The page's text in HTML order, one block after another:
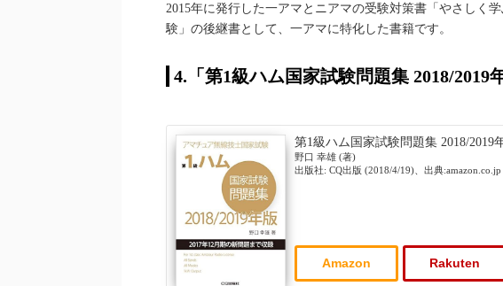
2015年に発行した一アマとニアマの受験対策書「やさしく
験」の後継書として、一アマに特化した書籍です。
4.「第1級ハム国家試験問題集 2018/2019
第1級ハム国家試験問題集 2018/
野口 幸雄 (著)
出版社: CQ出版 (2018/4/19)、出典:amazon.co.jp
Amazon Rakuten